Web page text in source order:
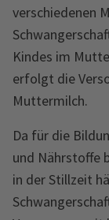
verschiedenen
Kindes im
erfolgt die
Muttermilch.
Da für die
und Nährstoffe
in der Stillzeit